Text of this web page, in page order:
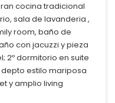
cocina tradicional
sala de lavanderia ,
room, baño de
con jacuzzi y pieza
2º dormitorio en suite
estilo mariposa
y amplio living